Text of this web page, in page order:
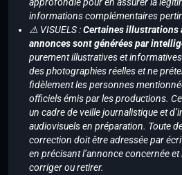
informations complémentaires
⚠️ VISUELS :Certaines illustrations
annonces sont générées par
purement illustratives et
des photographies réelles et ne
fidèlement les personnes
officiels émis par les productions.
un cadre de veille journalistique et
audiovisuels en préparation. Toute
correction doit être adressée par
en précisant l’annonce concernée
corriger ou retirer.